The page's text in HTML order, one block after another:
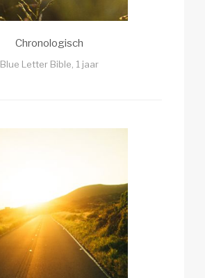
Chronologisch
Blue Letter Bible, 1 jaar